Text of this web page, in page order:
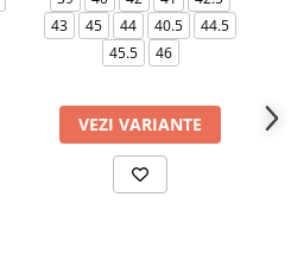
43
45 44 40.5
44.5
45.5
46
VEZI VARIANTE